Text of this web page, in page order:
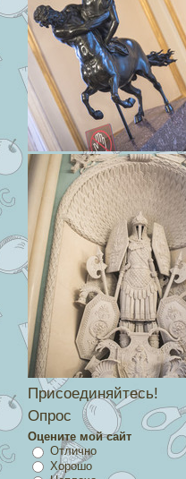
Присоединяйтесь!
Опрос
Оцените мой сайт
Отлично
Хорошо